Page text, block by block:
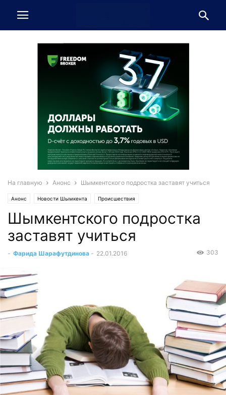
На главную Анонс Шымкентского подростка заставят учиться
Анонс Новости Шымкента Происшествия
Шымкентского подростка
заставят учиться
- Фарида Шарафутдинова - 22.01.2016 303